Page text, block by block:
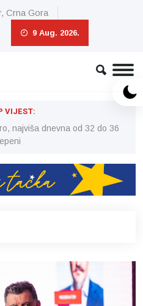
Crna Gora
9 Aug. 2026.
VIJEST:
najviša dnevna od 32 do 36